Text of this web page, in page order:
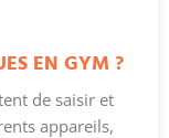
EN GYM ?
de saisir et
appareils,